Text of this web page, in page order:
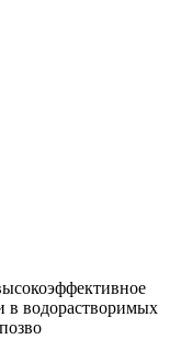
в водорастворимых